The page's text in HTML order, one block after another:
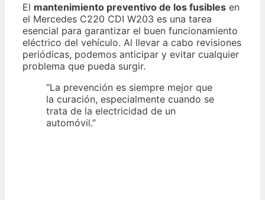
El mantenimiento preventivo de los fusibles en
el Mercedes C220 CDI W203 es una tarea
esencial para garantizar el buen funcionamiento
eléctrico del vehículo. Al llevar a cabo revisiones
periódicas, podemos anticipar y evitar cualquier
problema que pueda surgir.
“La prevención es siempre mejor que
la curación, especialmente cuando se
trata de la electricidad de un
automóvil.”